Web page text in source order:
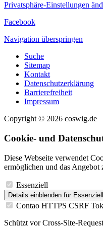
Privatsphäre-Einstellungen
Facebook
Navigation überspringen
Suche
Sitemap
Kontakt
Datenschutzerklärung
Barrierefreiheit
Impressum
Copyright © 2026 coswig.de
Cookie- und
Diese Webseite verwendet
ermöglichen und das Angebot
Essenziell
Details einblenden für Essenziell
Contao HTTPS CSRF
Schützt vor Cross-Site-